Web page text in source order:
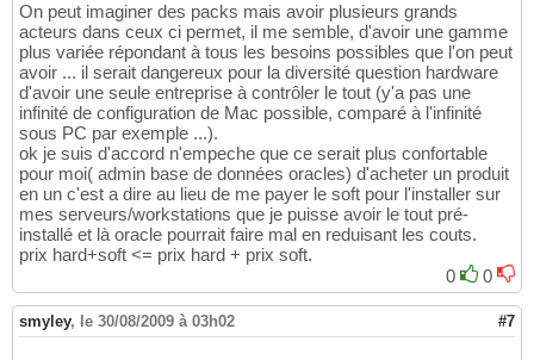
On peut imaginer des packs mais avoir plusieurs grands
acteurs dans ceux ci permet, il me semble, d'avoir une gamme
plus variée répondant à tous les besoins possibles que l'on peut
avoir ... il serait dangereux pour la diversité question hardware
d'avoir une seule entreprise à contrôler le tout (y'a pas une
infinité de configuration de Mac possible, comparé à l'infinité
sous PC par exemple ...).
ok je suis d'accord n'empeche que ce serait plus confortable
pour moi( admin base de données oracles) d'acheter un produit
en un c'est a dire au lieu de me payer le soft pour l'installer sur
mes serveurs/workstations que je puisse avoir le tout pré-
installé et là oracle pourrait faire mal en reduisant les couts.
prix hard+soft <= prix hard + prix soft.
0
0
smyley, le 30/08/2009 à 03h02 #7